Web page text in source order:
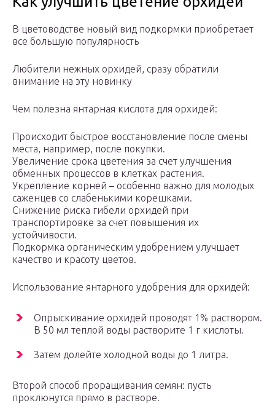
В цветоводстве новый вид подкормки приобретает
все большую популярность
Любители нежных орхидей, сразу обратили
внимание на эту новинку
Чем полезна янтарная кислота для орхидей:
Происходит быстрое восстановление после смены
места, например, после покупки.
Увеличение срока цветения за счет улучшения
обменных процессов в клетках растения.
Укрепление корней – особенно важно для молодых
саженцев со слабенькими корешками.
Снижение риска гибели орхидей при
транспортировке за счет повышения их
устойчивости.
Подкормка органическим удобрением улучшает
качество и красоту цветов.
Использование янтарного удобрения для орхидей:
Опрыскивание орхидей проводят 1% раствором.
В 50 мл теплой воды растворите 1 г кислоты.
Затем долейте холодной воды до 1 литра.
Второй способ проращивания семян: пусть
проклюнутся прямо в растворе.